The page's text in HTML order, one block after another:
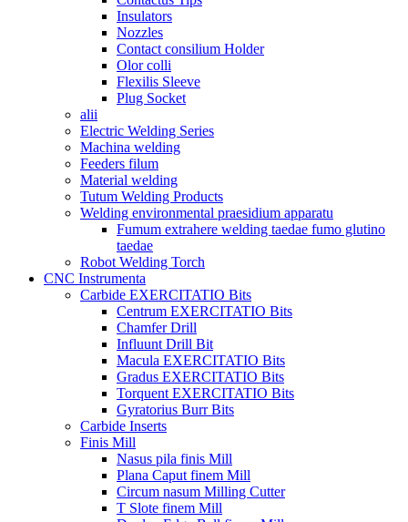
Insulators
Nozzles
Contact consilium Holder
Olor colli
Flexilis Sleeve
Plug Socket
alii
Electric Welding Series
Machina welding
Feeders filum
Material welding
Tutum Welding Products
Welding environmental praesidium apparatu
Fumum extrahere welding taedae fumo glutino
taedae
Robot Welding Torch
CNC Instrumenta
Carbide EXERCITATIO Bits
Centrum EXERCITATIO Bits
Chamfer Drill
Influunt Drill Bit
Macula EXERCITATIO Bits
Gradus EXERCITATIO Bits
Torquent EXERCITATIO Bits
Gyratorius Burr Bits
Carbide Inserts
Finis Mill
Nasus pila finis Mill
Plana Caput finem Mill
Circum nasum Milling Cutter
T Slote finem Mill